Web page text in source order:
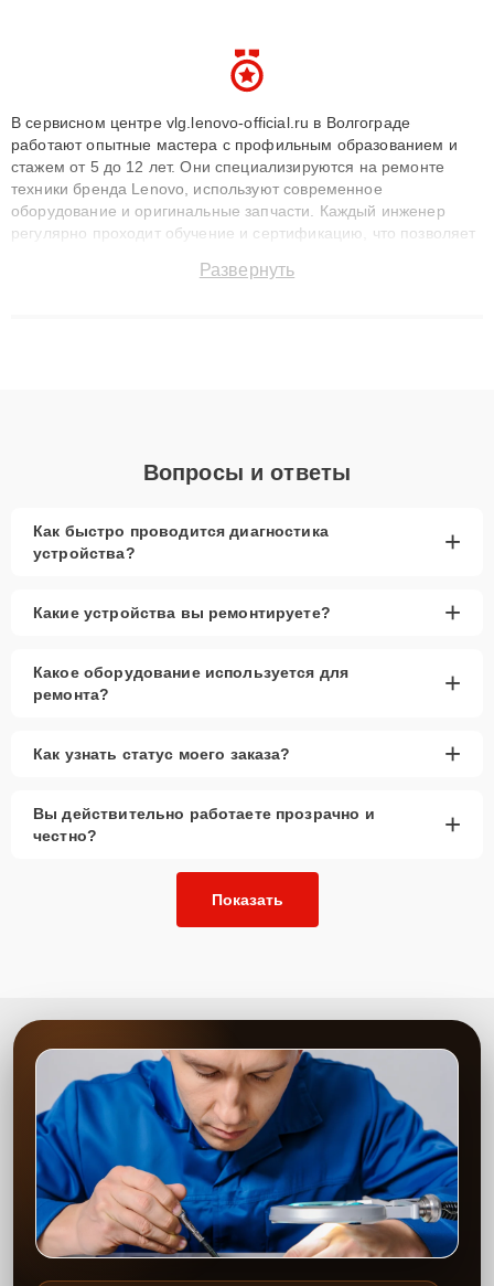
В сервисном центре vlg.lenovo-official.ru в Волгограде
работают опытные мастера с профильным образованием и
стажем от 5 до 12 лет. Они специализируются на ремонте
техники бренда Lenovo, используют современное
оборудование и оригинальные запчасти. Каждый инженер
регулярно проходит обучение и сертификацию, что позволяет
технику с сохранением гарантии до 3 лет. Наши мастера
Развернуть
Вопросы и ответы
Как быстро проводится диагностика
устройства?
+
Какие устройства вы ремонтируете? +
Какое оборудование используется для
ремонта?
+
Как узнать статус моего заказа? +
Вы действительно работаете прозрачно и
честно?
+
Показать